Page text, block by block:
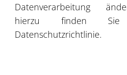
Angebote
Datenverarbeitung
hierzu finden
Datenschutzrichtlinie.